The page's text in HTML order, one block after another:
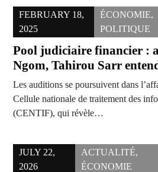
FEBRUARY 18,
2025
ÉCONOMIE,
POLITIQUE
Pool judiciaire financier :
Ngom, Tahirou Sarr
Les auditions se poursuivent dans
Cellule nationale de traitement des
(CENTIF), qui révèle…
JULY 22,
2026
ACTUALITÉ,
ÉCONOMIE